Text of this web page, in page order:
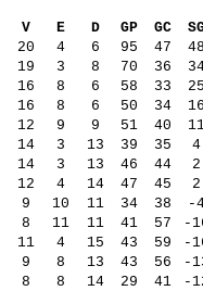
V E D GP GC
20 4 6 95 47
19 3 8 70 36
16 8 6 58 33
16 8 6 50 34
12 9 9 51 40
14 3 13 39 35
4
14 3 13 46 44
2
12 4 14 47 45
2
9 10 11 34 38
-
8 11 11 41 57
-
11 4 15 43 59
-
9 8 13 43 56
-
8 8 14 29 41
-